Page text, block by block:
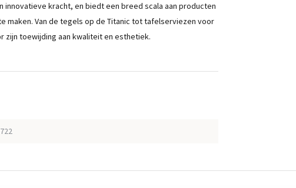
kracht, en biedt een breed scala aan producten
maken. Van de tegels op de Titanic tot tafelserviezen voor
zijn toewijding aan kwaliteit en esthetiek.